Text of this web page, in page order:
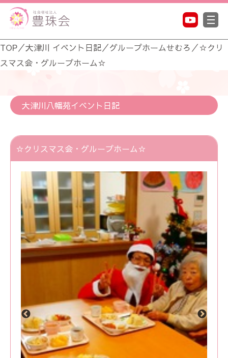
TOP／大津川 イベント日記／グループホームせむろ ／☆クリ
スマス会・グループホーム☆
大津川八幡苑イベント日記
☆クリスマス会・グループホーム☆